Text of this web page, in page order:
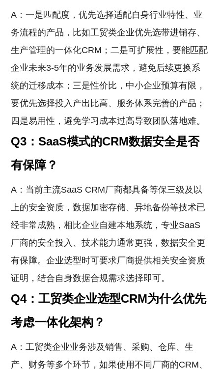
A：一是匹配度，优先选择适配自身行业特性、业
务流程的产品，比如工贸类企业优先选带进销存、
生产管理的一体化CRM；二是可扩展性，要能匹配
企业未来3-5年的业务发展需求，避免后续更换系
统的迁移成本；三是性价比，中小企业预算有限，
要优先选择投入产出比高、服务体系完善的产品；
四是易用性，避免学习成本过高导致团队落地难。
Q3：SaaS模式的CRM数据安全是否
有保障？
A：当前主流SaaS CRM厂商都具备等保三级及以
上的安全资质，数据加密存储、异地备份等技术已
经非常成熟，相比企业自建本地系统，专业SaaS
厂商的安全投入、技术能力通常更强，数据安全更
有保障。企业选型时可要求厂商提供相关安全资质
证明，结合自身数据合规需求选择即可。
Q4：工贸类企业选型CRM为什么优先
考虑一体化架构？
A：工贸类企业业务涉及销售、采购、仓库、生
产、财务等多个环节，如果使用不同厂商的CRM、